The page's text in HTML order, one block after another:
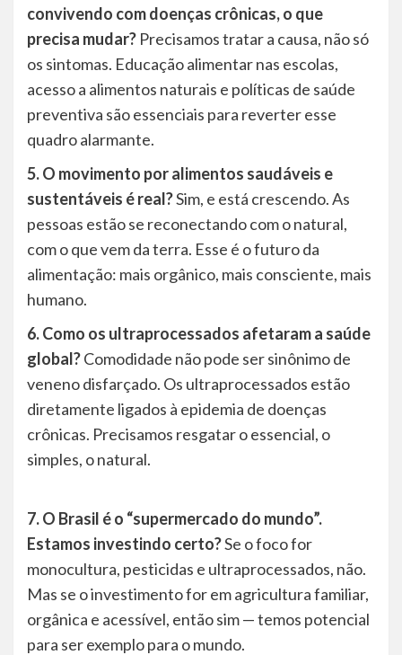
convivendo com doenças crônicas, o que
precisa mudar? Precisamos tratar a causa, não só
os sintomas. Educação alimentar nas escolas,
acesso a alimentos naturais e políticas de saúde
preventiva são essenciais para reverter esse
quadro alarmante.
5. O movimento por alimentos saudáveis e
sustentáveis é real?Sim, e está crescendo. As
pessoas estão se reconectando com o natural,
com o que vem da terra. Esse é o futuro da
alimentação: mais orgânico, mais consciente, mais
humano.
6. Como os ultraprocessados afetaram a saúde
global?Comodidade não pode ser sinônimo de
veneno disfarçado. Os ultraprocessados estão
diretamente ligados à epidemia de doenças
crônicas. Precisamos resgatar o essencial, o
simples, o natural.
7. O Brasil é o “supermercado do mundo”.
Estamos investindo certo?Se o foco for
monocultura, pesticidas e ultraprocessados, não.
Mas se o investimento for em agricultura familiar,
orgânica e acessível, então sim — temos potencial
para ser exemplo para o mundo.